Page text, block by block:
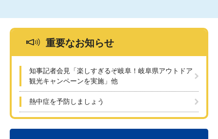
重要なお知らせ
知事記者会見「楽しすぎるぞ岐阜！岐阜県アウトドア
観光キャンペーンを実施」他
熱中症を予防しましょう